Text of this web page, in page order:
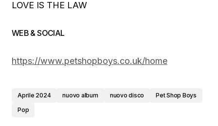
LOVE IS THE LAW
WEB & SOCIAL
https://www.petshopboys.co.uk/home
Aprile 2024 nuovo album nuovo disco
Pet Shop Boys
Pop